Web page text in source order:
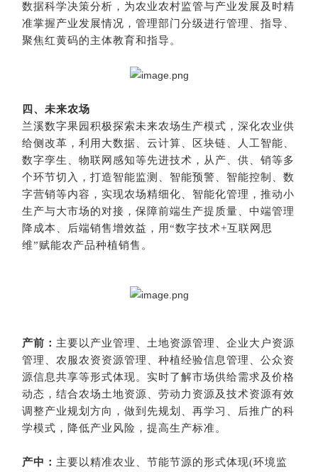
数据科学决策分析，为农业农村监管与产业发展及时精
准掌握产业发展情况，管理部门分级进行管理、指导、
聚焦红黄码的主体教育和指导。
四、未来农场
兰溪数字果园积极探索未来农场生产模式，深化农业供
给侧改革，利用大数据、云计算、区块链、人工智能、
数字孪生、物联网感知等先进技术，从产、供、销等多
个环节切入，打造智能监测、智能预警、智能控制、数
字营销等内容，实现农场精细化、智能化管理，推动小
生产与大市场的对接，保障前端生产提质量、中端管理
降成本、后端销售增效益，用“数字技术+互联网思
维”赋能农产品种植销售。
产前： 主要以产业管理、土地资源管理、企业大户资源
管理、农服农资资源管理、种植经验信息管理、公众资
源信息共享等形式体现。实时了解市场供给需求及价格
动态，结合农场土地资源、劳动力资源及技术资源有效
调整产业规划方向，做到先规划、再学习、后推广的科
学模式，降低产业风险，提高生产标准。
产中： 主要以精准农业、节能节源的形式体现(环境监